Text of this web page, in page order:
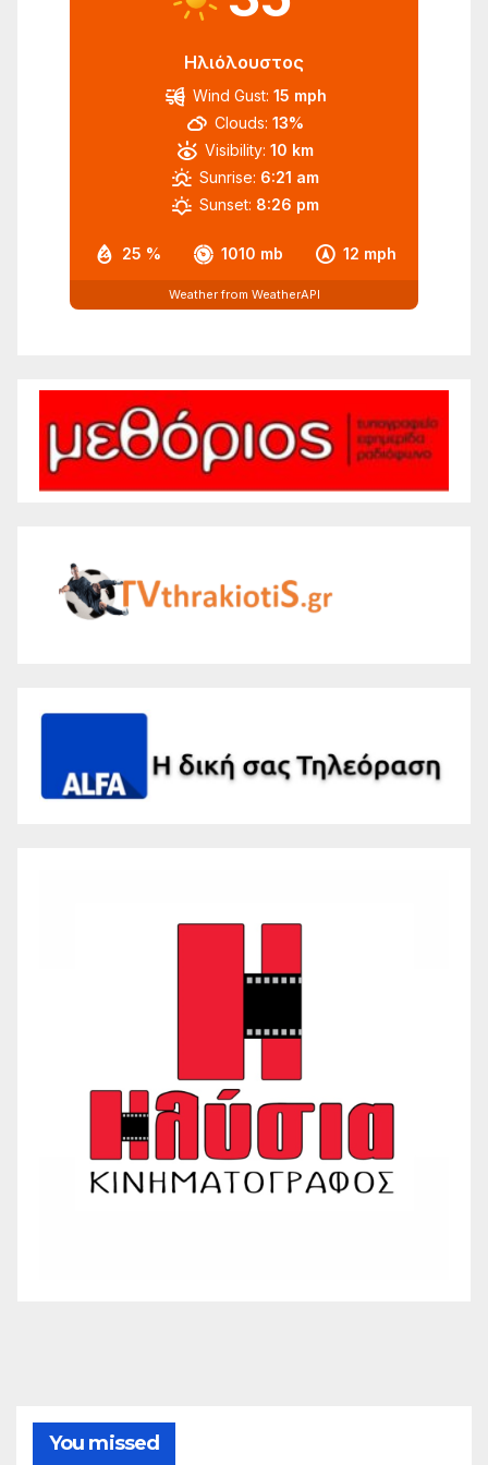
Ηλιόλουστος
25 % 1010 mb 12 mph
Wind Gust: 15 mph
Clouds: 13%
Visibility: 10 km
Sunrise: 6:21 am
Sunset: 8:26 pm
Weather from WeatherAPI
You missed